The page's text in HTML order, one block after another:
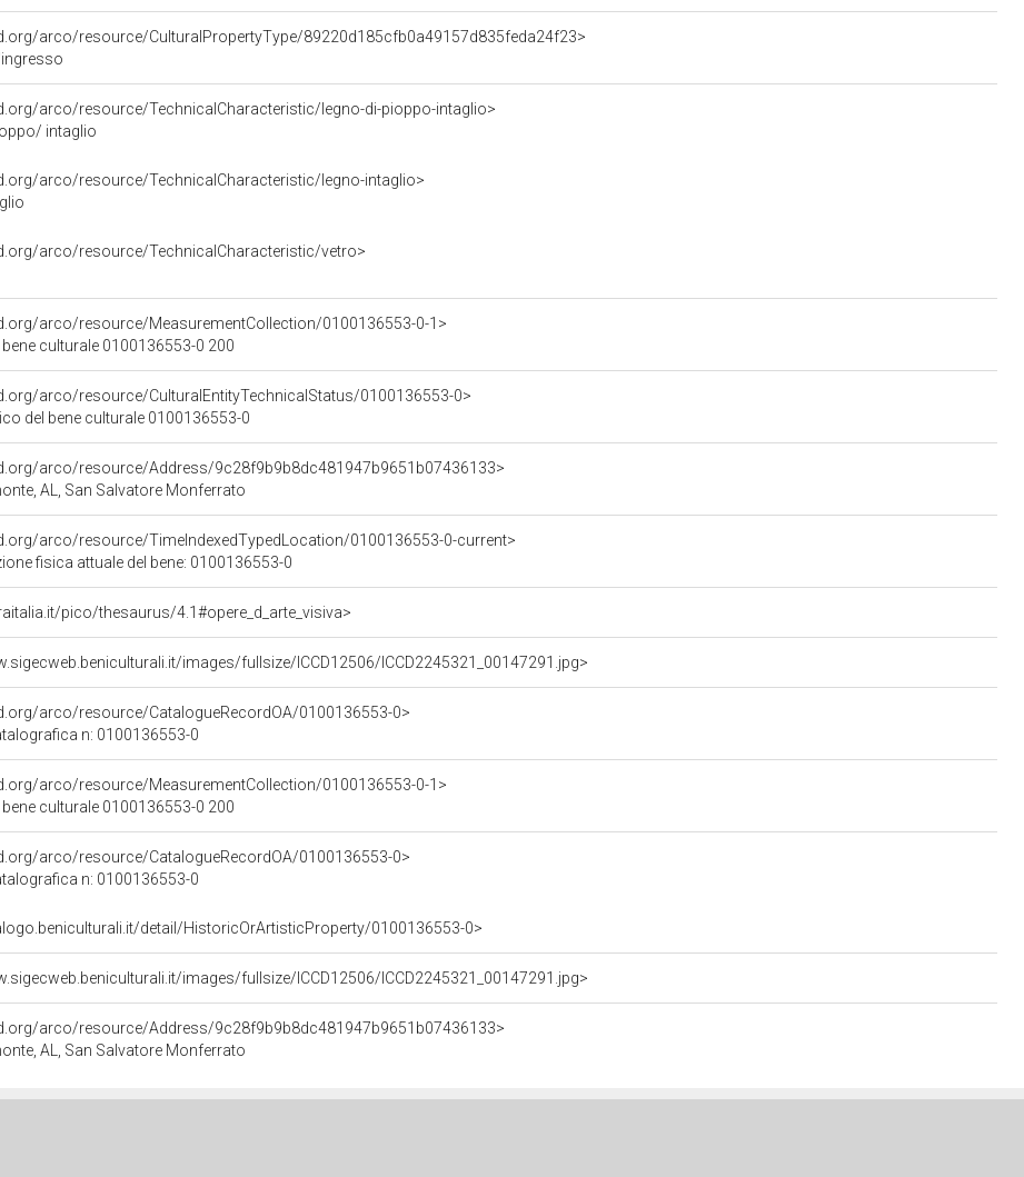
arco/resource/CulturalPropertyType/89220d185cfb0a49157d835feda24f23>
arco/resource/TechnicalCharacteristic/legno-di-pioppo-intaglio>
intaglio
arco/resource/TechnicalCharacteristic/legno-intaglio>
arco/resource/TechnicalCharacteristic/vetro>
arco/resource/MeasurementCollection/0100136553-0-1>
culturale 0100136553-0 200
arco/resource/CulturalEntityTechnicalStatus/0100136553-0>
del bene culturale 0100136553-0
arco/resource/Address/9c28f9b9b8dc481947b9651b07436133>
AL, San Salvatore Monferrato
arco/resource/TimeIndexedTypedLocation/0100136553-0-current>
fisica attuale del bene: 0100136553-0
pico/thesaurus/4.1#opere_d_arte_visiva>
images/fullsize/ICCD12506/ICCD2245321_00147291.jpg>
arco/resource/CatalogueRecordOA/0100136553-0>
n: 0100136553-0
arco/resource/MeasurementCollection/0100136553-0-1>
culturale 0100136553-0 200
arco/resource/CatalogueRecordOA/0100136553-0>
n: 0100136553-0
detail/HistoricOrArtisticProperty/0100136553-0>
images/fullsize/ICCD12506/ICCD2245321_00147291.jpg>
arco/resource/Address/9c28f9b9b8dc481947b9651b07436133>
AL, San Salvatore Monferrato